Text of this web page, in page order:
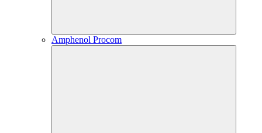
Amphenol Procom